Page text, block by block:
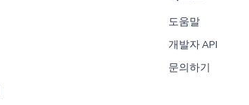
도움말
개발자 API
문의하기